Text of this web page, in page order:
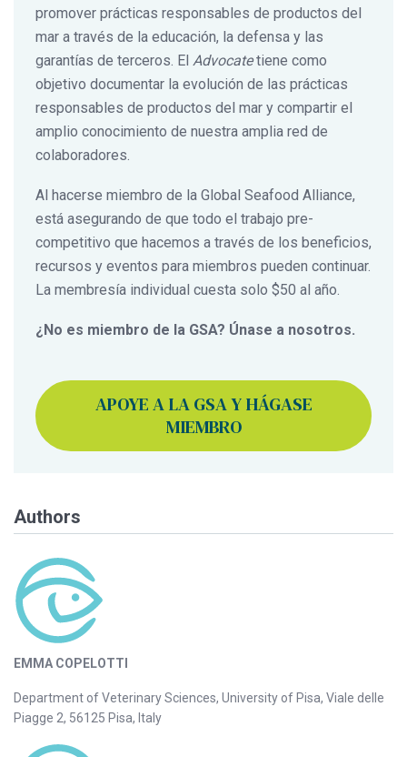
promover prácticas responsables de productos del
mar a través de la educación, la defensa y las
garantías de terceros. El Advocatetiene como
objetivo documentar la evolución de las prácticas
responsables de productos del mar y compartir el
amplio conocimiento de nuestra amplia red de
colaboradores.
Al hacerse miembro de la Global Seafood Alliance,
está asegurando de que todo el trabajo pre-
competitivo que hacemos a través de los beneficios,
recursos y eventos para miembros pueden continuar.
La membresía individual cuesta solo $50 al año.
¿No es miembro de la GSA? Únase a nosotros.
APOYE A LA GSA Y HÁGASE
MIEMBRO
Authors
EMMA COPELOTTI
Department of Veterinary Sciences, University of Pisa, Viale delle
Piagge 2, 56125 Pisa, Italy